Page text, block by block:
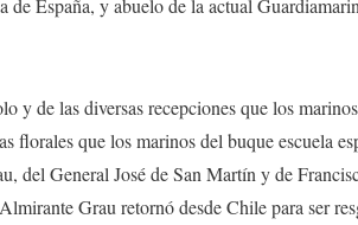
de España, y abuelo de la actual
y de las diversas recepciones que los
florales que los marinos del buque escuela
del General José de San Martín y de
Grau retornó desde Chile para ser